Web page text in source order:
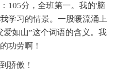
105分，全班第一。我的'脑
学习的情景。一股暖流涌上
爱如山”这个词语的含义。我
功劳啊！
骄傲！